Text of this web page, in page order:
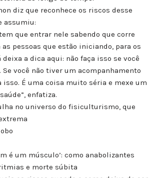
diz que reconhece os riscos desse
assumiu:
que entrar nele sabendo que corre
as pessoas que estão iniciando, para os
a dica aqui: não faça isso se você
você não tiver um acompanhamento
isso. É uma coisa muito séria e mexe um
enfatiza.
no universo do fisiculturismo, que
é um músculo’: como anabolizantes
e morte súbita